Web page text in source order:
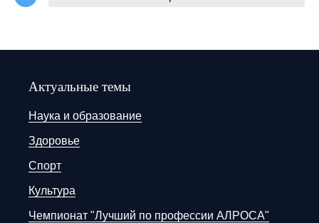
Актуальные темы
Наука и образование
Здоровье
Спорт
Культура
Чемпионат "Лучший по профессии АЛРОСА"